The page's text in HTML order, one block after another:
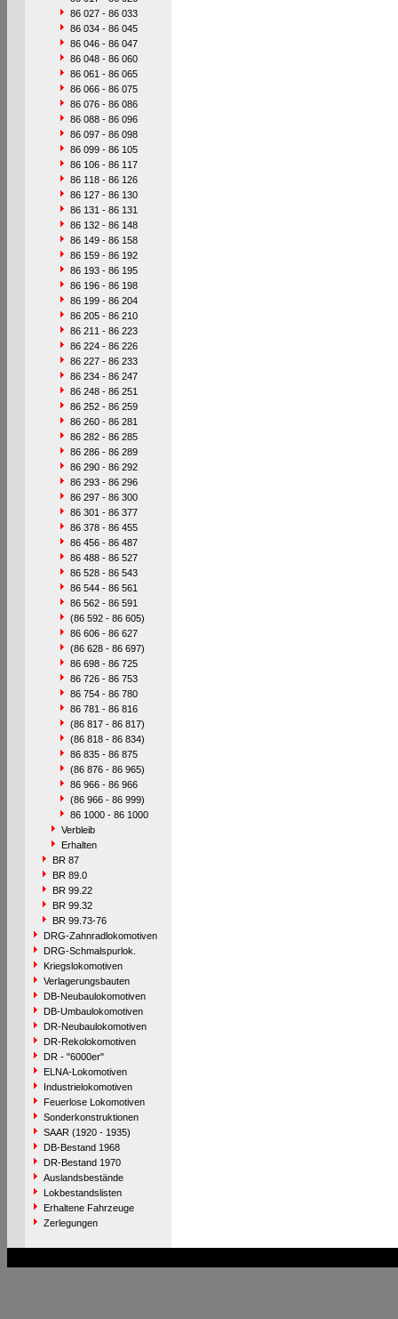
86 027 - 86 033
86 034 - 86 045
86 046 - 86 047
86 048 - 86 060
86 061 - 86 065
86 066 - 86 075
86 076 - 86 086
86 088 - 86 096
86 097 - 86 098
86 099 - 86 105
86 106 - 86 117
86 118 - 86 126
86 127 - 86 130
86 131 - 86 131
86 132 - 86 148
86 149 - 86 158
86 159 - 86 192
86 193 - 86 195
86 196 - 86 198
86 199 - 86 204
86 205 - 86 210
86 211 - 86 223
86 224 - 86 226
86 227 - 86 233
86 234 - 86 247
86 248 - 86 251
86 252 - 86 259
86 260 - 86 281
86 282 - 86 285
86 286 - 86 289
86 290 - 86 292
86 293 - 86 296
86 297 - 86 300
86 301 - 86 377
86 378 - 86 455
86 456 - 86 487
86 488 - 86 527
86 528 - 86 543
86 544 - 86 561
86 562 - 86 591
(86 592 - 86 605)
86 606 - 86 627
(86 628 - 86 697)
86 698 - 86 725
86 726 - 86 753
86 754 - 86 780
86 781 - 86 816
(86 817 - 86 817)
(86 818 - 86 834)
86 835 - 86 875
(86 876 - 86 965)
86 966 - 86 966
(86 966 - 86 999)
86 1000 - 86 1000
Verbleib
Erhalten
BR 87
BR 89.0
BR 99.22
BR 99.32
BR 99.73-76
DRG-Zahnradlokomotiven
DRG-Schmalspurlok.
Kriegslokomotiven
Verlagerungsbauten
DB-Neubaulokomotiven
DB-Umbaulokomotiven
DR-Neubaulokomotiven
DR-Rekolokomotiven
DR - "6000er"
ELNA-Lokomotiven
Industrielokomotiven
Feuerlose Lokomotiven
Sonderkonstruktionen
SAAR (1920 - 1935)
DB-Bestand 1968
DR-Bestand 1970
Auslandsbestände
Lokbestandslisten
Erhaltene Fahrzeuge
Zerlegungen